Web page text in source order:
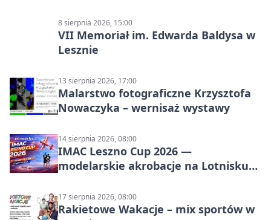
8 sierpnia 2026, 15:00
VII Memoriał im. Edwarda Baldysa w
Lesznie
13 sierpnia 2026, 17:00
Malarstwo fotograficzne Krzysztofa
Nowaczyka – wernisaż wystawy
14 sierpnia 2026, 08:00
IMAC Leszno Cup 2026 —
modelarskie akrobacje na Lotnisku
17 sierpnia 2026, 08:00
Rakietowe Wakacje – mix sportów w